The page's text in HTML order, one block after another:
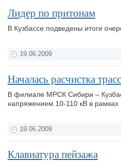
Лидер по притонам
В Кузбассе подведены итоги
19.06.2009
Началась расчистка трасс
В филиале МРСК Сибири –
напряжением 10-110 кВ в рамках
19.06.2009
Клавиатура пейзажа